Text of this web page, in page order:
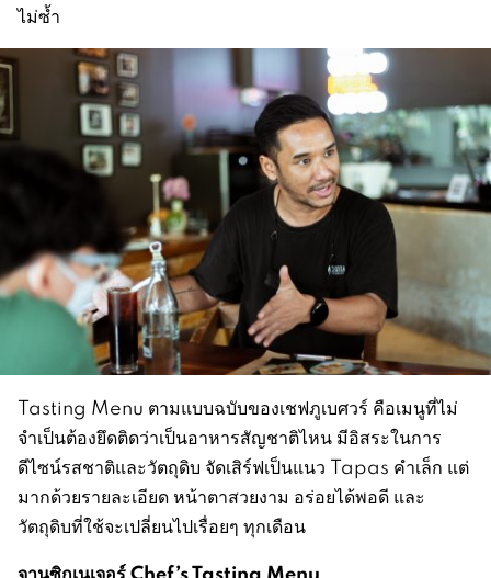
ไม่ซ้ำ
Tasting Menu ตามแบบฉบับของเชฟภูเบศวร์ คือเมนูที่ไม่
จำเป็นต้องยึดติดว่าเป็นอาหารสัญชาติไหน มีอิสระในการ
ดีไซน์รสชาติและวัตถุดิบ จัดเสิร์ฟเป็นแนว Tapas คำเล็ก แต่
มากด้วยรายละเอียด หน้าตาสวยงาม อร่อยได้พอดี และ
วัตถุดิบที่ใช้จะเปลี่ยนไปเรื่อยๆ ทุกเดือน